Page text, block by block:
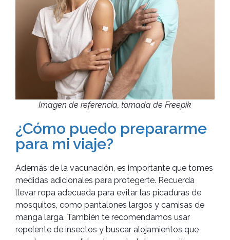
Imagen de referencia, tomada de Freepik
¿Cómo puedo prepararme
para mi viaje?
Además de la vacunación, es importante que tomes
medidas adicionales para protegerte. Recuerda
llevar ropa adecuada para evitar las picaduras de
mosquitos, como pantalones largos y camisas de
manga larga. También te recomendamos usar
repelente de insectos y buscar alojamientos que